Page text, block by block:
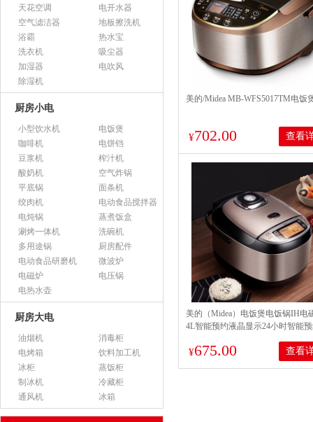
天花空调
电开水器
空气滤洁器
地板擦洗机
浴霸
热水宝
洗衣机
吸尘器
加湿器
电吹风
除湿机
厨房小电
小型饮水机
电饭煲
咖啡机
电饼铛
豆浆机
榨汁机
酸奶机
空气炸锅
平底锅
面条机
绞肉机
电动食品搅拌器
电炖锅
蒸煮饭盒
涮烤一体机
洗碗机
多用途锅
厨房配件
电动食品研磨机
微波炉
电磁炉
电压锅
电热水壶
厨房大电
油烟机
消毒柜
电烤箱
饮料加工机
冰柜
蒸饭柜
制冰机
冷藏柜
通风机
冰箱
美的/Midea MB-WFS5017TM电饭
¥702.00 查看
美的（Midea）电饭煲电饭锅IH电
4L智能预约液晶显示24小时智能
¥675.00 查看